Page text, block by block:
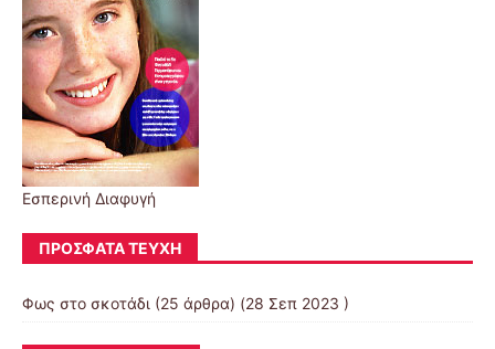
Εσπερινή Διαφυγή
ΠΡΌΣΦΑΤΑ ΤΕΎΧΗ
Φως στο σκοτάδι (25 άρθρα) (28 Σεπ 2023 )